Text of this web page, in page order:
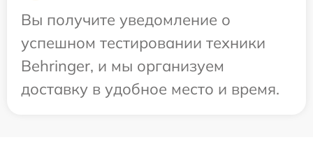
Вы получите уведомление о
успешном тестировании техники
Behringer, и мы организуем
доставку в удобное место и время.